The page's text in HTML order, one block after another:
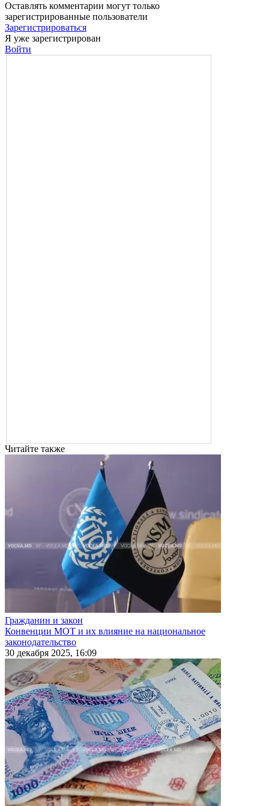
Оставлять комментарии могут только
зарегистрированные пользователи
Зарегистрироваться
Я уже зарегистрирован
Войти
Читайте также
Гражданин и закон
Конвенции МОТ и их влияние на национальное
законодательство
30 декабря 2025, 16:09